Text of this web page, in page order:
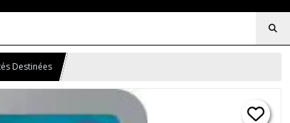
Destinées